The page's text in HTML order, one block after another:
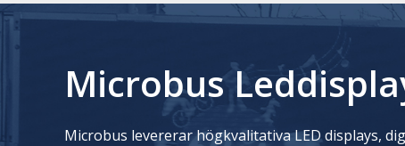
Microbus
Microbus levererar högkvalitativa LED displays,